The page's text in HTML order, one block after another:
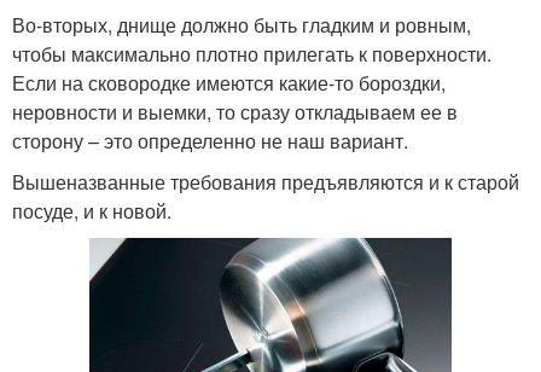
Во-вторых, днище должно быть гладким и ровным,
чтобы максимально плотно прилегать к поверхности.
Если на сковородке имеются какие-то бороздки,
неровности и выемки, то сразу откладываем ее в
сторону – это определенно не наш вариант.
Вышеназванные требования предъявляются и к старой
посуде, и к новой.